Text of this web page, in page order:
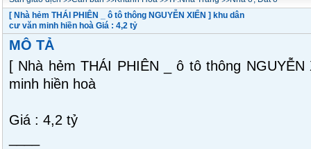
[ Nhà hẻm THÁI PHIÊN _ ô tô thông NGUYỄN XIỂN ] khu dân
cư văn minh hiền hoà Giá : 4,2 tỷ
MÔ TẢ
[ Nhà hẻm THÁI PHIÊN _ ô tô thông
minh hiền hoà
Giá : 4,2 tỷ